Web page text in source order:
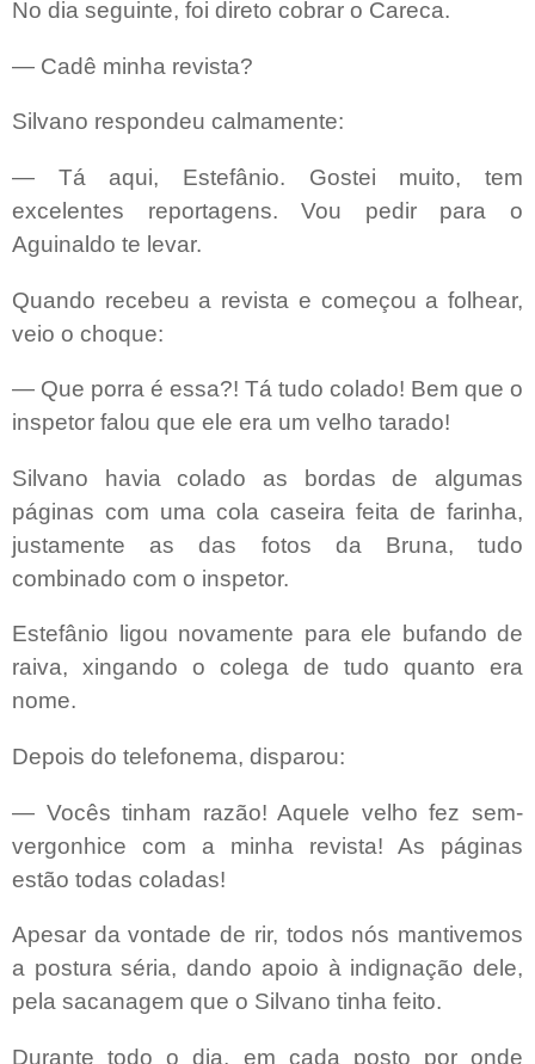
No dia seguinte, foi direto cobrar o Careca.
— Cadê minha revista?
Silvano respondeu calmamente:
— Tá aqui, Estefânio. Gostei muito, tem
excelentes reportagens. Vou pedir para o
Aguinaldo te levar.
Quando recebeu a revista e começou a folhear,
veio o choque:
— Que porra é essa?! Tá tudo colado! Bem que o
inspetor falou que ele era um velho tarado!
Silvano havia colado as bordas de algumas
páginas com uma cola caseira feita de farinha,
justamente as das fotos da Bruna, tudo
combinado com o inspetor.
Estefânio ligou novamente para ele bufando de
raiva, xingando o colega de tudo quanto era
nome.
Depois do telefonema, disparou:
— Vocês tinham razão! Aquele velho fez sem-
vergonhice com a minha revista! As páginas
estão todas coladas!
Apesar da vontade de rir, todos nós mantivemos
a postura séria, dando apoio à indignação dele,
pela sacanagem que o Silvano tinha feito.
Durante todo o dia, em cada posto por onde